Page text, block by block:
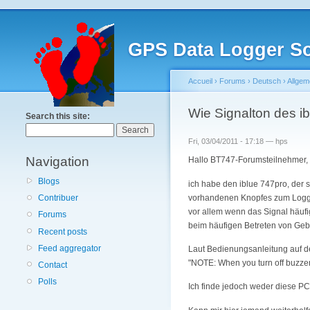
GPS Data Logger
Search this site:
Navigation
Blogs
Contribuer
Forums
Recent posts
Feed aggregator
Contact
Polls
Accueil › Forums › Deutsch ›
Wie Signalton des
Fri, 03/04/2011 - 17:18 — hps
Hallo BT747-Forumsteilnehmer,
ich habe den iblue 747pro, der
vorhandenen Knopfes zum
vor allem wenn das Signal
beim häufigen Betreten von
Laut Bedienungsanleitung auf
"NOTE: When you turn off
Ich finde jedoch weder diese